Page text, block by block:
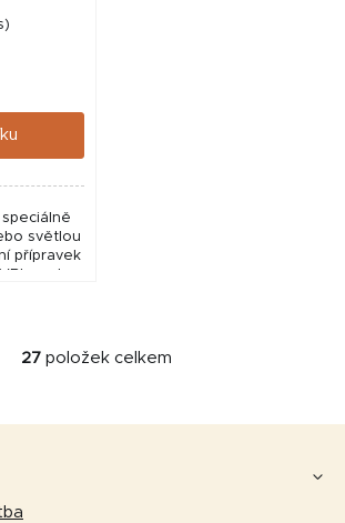
světlou
přípravek
O
27 položek celkem